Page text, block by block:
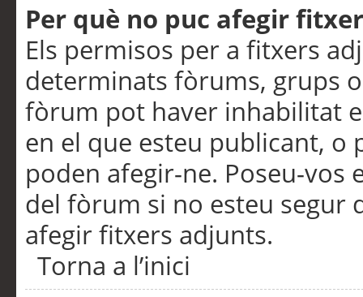
Per què no puc afegir
Els permisos per a fitxers
determinats fòrums, grups
fòrum pot haver inhabilitat
en el que esteu publicant,
poden afegir-ne. Poseu-vos
del fòrum si no esteu segur
afegir fitxers adjunts.
Torna a l’inici